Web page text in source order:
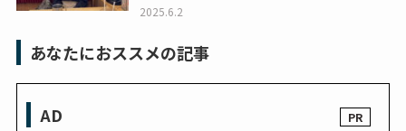
2025.6.2
あなたにおススメの記事
AD